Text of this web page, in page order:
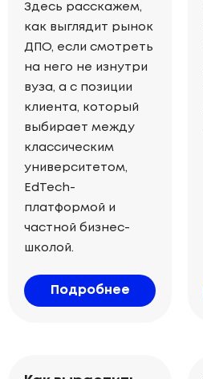
Здесь расскажем,
как выглядит рынок
ДПО, если смотреть
на него не изнутри
вуза, а с позиции
клиента, который
выбирает между
классическим
университетом,
EdTech-
платформой и
частной бизнес-
школой.
Подробнее